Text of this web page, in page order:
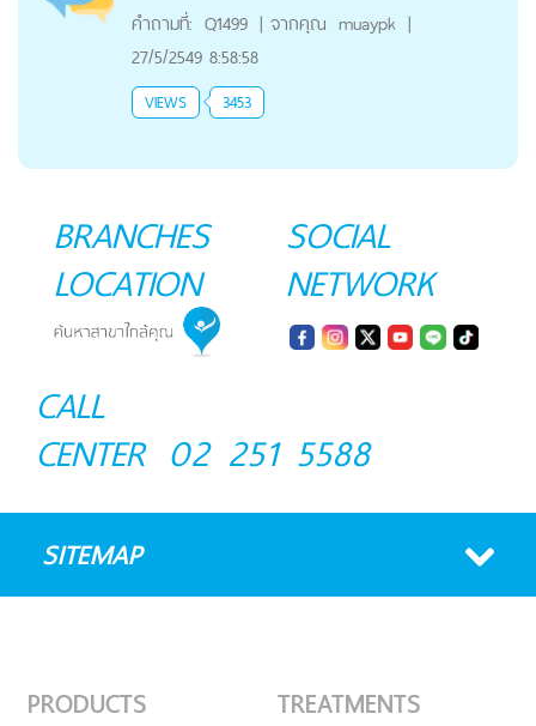
คำถามที่: Q1499 | จากคุณ muaypk |
27/5/2549 8:58:58
VIEWS 3453
BRANCHES
LOCATION
SOCIAL
NETWORK
CALL
CENTER 02 251 5588
SITEMAP
PRODUCTS TREATMENTS